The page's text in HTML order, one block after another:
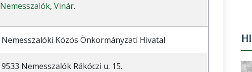
Nemesszalók, Vinár.
Nemesszalóki Közös Önkormányzati Hivatal
9533 Nemesszalók Rákóczi u. 15.